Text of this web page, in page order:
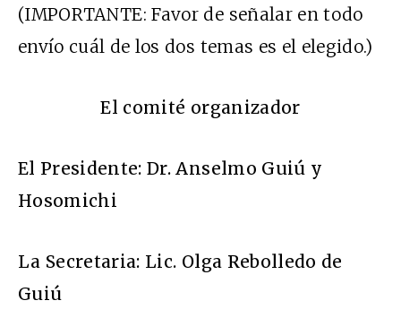
(IMPORTANTE: Favor de señalar en todo
envío cuál de los dos temas es el elegido.)
El comité organizador
El Presidente: Dr. Anselmo Guiú y
Hosomichi
La Secretaria: Lic. Olga Rebolledo de
Guiú